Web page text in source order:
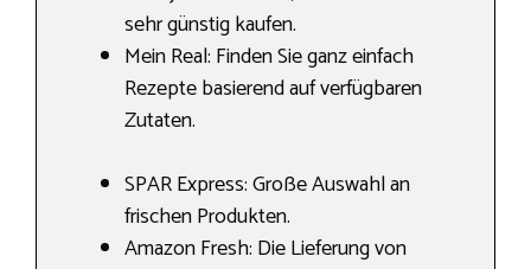
sehr günstig kaufen.
Mein Real: Finden Sie ganz einfach
Rezepte basierend auf verfügbaren
Zutaten.
SPAR Express: Große Auswahl an
frischen Produkten.
Amazon Fresh: Die Lieferung von